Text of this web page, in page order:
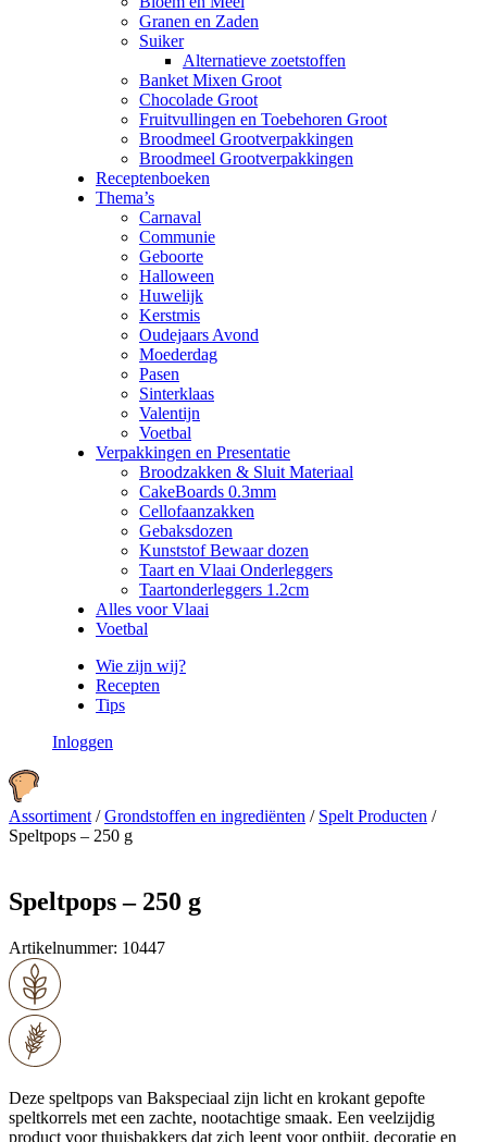
Granen en Zaden
Suiker
Alternatieve zoetstoffen
Banket Mixen Groot
Chocolade Groot
Fruitvullingen en Toebehoren Groot
Broodmeel Grootverpakkingen
Broodmeel Grootverpakkingen
Receptenboeken
Thema’s
Carnaval
Communie
Geboorte
Halloween
Huwelijk
Kerstmis
Oudejaars Avond
Moederdag
Pasen
Sinterklaas
Valentijn
Voetbal
Verpakkingen en Presentatie
Broodzakken & Sluit Materiaal
CakeBoards 0.3mm
Cellofaanzakken
Gebaksdozen
Kunststof Bewaar dozen
Taart en Vlaai Onderleggers
Taartonderleggers 1.2cm
Alles voor Vlaai
Voetbal
Wie zijn wij?
Recepten
Tips
Inloggen
Assortiment /Grondstoffen en ingrediënten / Spelt Producten /
Speltpops – 250 g
Speltpops – 250 g
Artikelnummer: 10447
Deze speltpops van Bakspeciaal zijn licht en krokant gepofte
speltkorrels met een zachte, nootachtige smaak. Een veelzijdig
product voor thuisbakkers dat zich leent voor ontbijt, decoratie en